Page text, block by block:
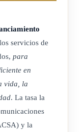
definidos de
Nº 7663 de 21
servicios de
para
en
vida, la
. La tasa la
y la